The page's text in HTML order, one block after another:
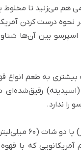
هم می‌زنید تا
درست کردن
اسپرسو بین آن‌ها
بیشتری به طعم انواع
را ندارد.
برای درست کردن